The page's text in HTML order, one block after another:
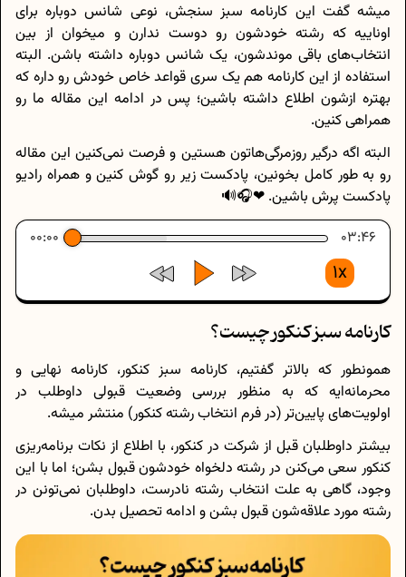
میشه گفت این کارنامه سبز سنجش، نوعی شانس دوباره برای
اوناییه که رشته خودشون رو دوست ندارن و میخوان از بین
انتخاب‌های باقی موندشون، یک شانس دوباره داشته باشن. البته
استفاده از این کارنامه هم یک سری قواعد خاص خودش رو داره که
بهتره ازشون اطلاع داشته باشین؛ پس در ادامه این مقاله ما رو
همراهی کنین.
البته اگه درگیر روزمرگی‌هاتون هستین و فرصت نمی‌کنین این مقاله
رو به طور کامل بخونین، پادکست زیر رو گوش کنین و همراه رادیو
پادکست پرش باشین. ❤🎧🔊
00:00
03:46
1x
کارنامه سبز کنکور چیست؟
همونطور که بالاتر گفتیم، کارنامه سبز کنکور، کارنامه نهایی و
محرمانه‌ایه که به منظور بررسی وضعیت قبولی داوطلب در
اولویت‌های پایین‌تر (در فرم انتخاب رشته کنکور) منتشر میشه.
بیشتر داوطلبان قبل از شرکت در کنکور، با اطلاع از نکات برنامه‌ریزی
کنکور سعی می‌کنن در رشته دلخواه خودشون قبول بشن؛ اما با این
وجود، گاهی به علت انتخاب رشته نادرست، داوطلبان نمی‌تونن در
رشته مورد علاقه‌شون قبول بشن و ادامه تحصیل بدن.